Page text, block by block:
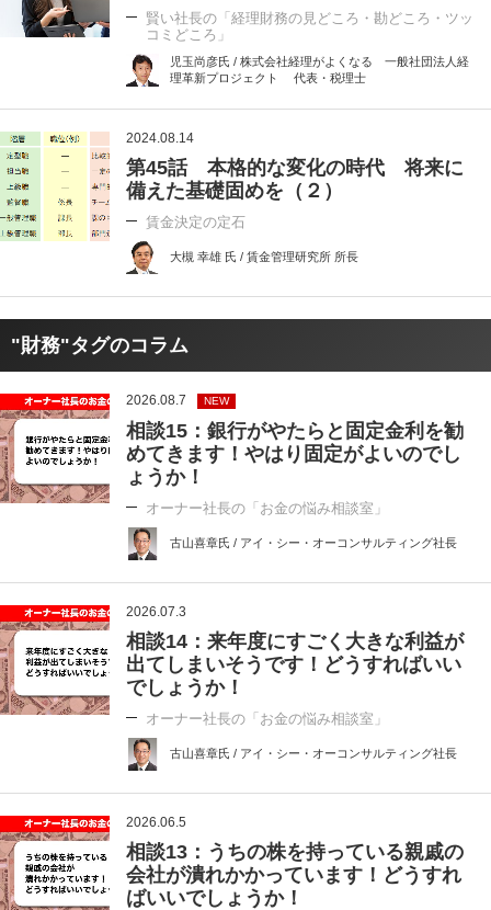
賢い社長の「経理財務の見どころ・勘どころ・ツッ
コミどころ」
児玉尚彦氏 / 株式会社経理がよくなる 一般社団法人経
理革新プロジェクト 代表・税理士
2024.08.14
第45話 本格的な変化の時代 将来に
備えた基礎固めを（２）
賃金決定の定石
大槻 幸雄 氏 / 賃金管理研究所 所長
"財務"タグのコラム
2026.08.7 NEW
相談15：銀行がやたらと固定金利を勧
めてきます！やはり固定がよいのでし
ょうか！
オーナー社長の「お金の悩み相談室」
古山喜章氏 / アイ・シー・オーコンサルティング社長
2026.07.3
相談14：来年度にすごく大きな利益が
出てしまいそうです！どうすればいい
でしょうか！
オーナー社長の「お金の悩み相談室」
古山喜章氏 / アイ・シー・オーコンサルティング社長
2026.06.5
相談13：うちの株を持っている親戚の
会社が潰れかかっています！どうすれ
ばいいでしょうか！